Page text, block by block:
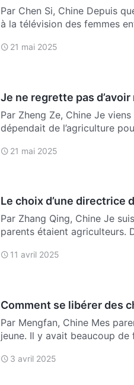
Par Chen Si, Chine Depuis
à la télévision des femmes
21 mai 2025
Je ne regrette pas
Par Zheng Ze, Chine Je
dépendait de l’agriculture
21 mai 2025
Le choix d’une directrice
Par Zhang Qing, Chine Je
parents étaient agriculteurs.
11 avril 2025
Comment se libérer des
Par Mengfan, Chine Mes
jeune. Il y avait beaucoup
3 avril 2025